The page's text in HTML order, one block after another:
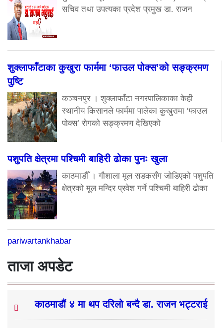
सचिव तथा उपत्यका प्रदेश प्रमुख डा. राजन
शुक्लाफाँटाका कुखुरा फार्ममा ‘फाउल पोक्स’को सङ्क्रमण
पुष्टि
कञ्चनपुर । शुक्लाफाँटा नगरपालिकाका केही
स्थानीय किसानले फार्ममा पालेका कुखुरामा ‘फाउल
पोक्स’ रोगको सङ्क्रमण देखिएको
पशुपति क्षेत्रमा पश्चिमी बाहिरी ढोका पुनः खुला
काठमाडौँ । गौशाला मूल सडकसँग जोडिएको पशुपति
क्षेत्रको मूल मन्दिर प्रवेश गर्ने पश्चिमी बाहिरी ढोका
pariwartankhabar
ताजा अपडेट
काठमाडौं ४ मा थप दरिलो बन्दै डा. राजन भट्टराई